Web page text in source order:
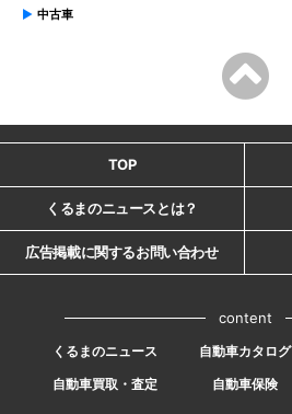
中古車
TOP
くるまのニュースとは？
広告掲載に関するお問い合わせ
content
くるまのニュース 自動車カタログ
自動車買取・査定
自動車保険